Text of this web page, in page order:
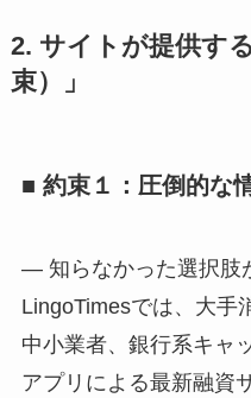
2. サイトが提供す
束）」
■ 約束１：圧倒的な
― 知らなかった選択肢
LingoTimesでは、大手
中小業者、銀行系キャ
アプリによる最新融資